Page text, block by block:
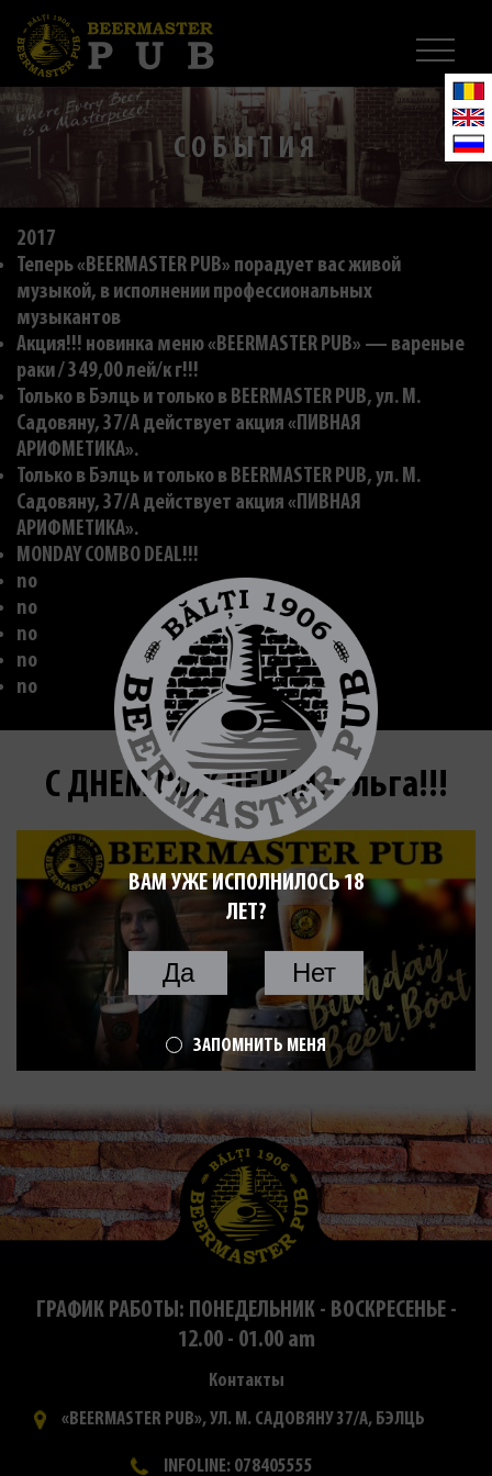
СОБЫТИЯ
2017
Теперь «BEERMASTER PUB» порадует вас живой
музыкой, в исполнении профессиональных
музыкантов
Акция!!! новинка меню «BEERMASTER PUB» — вареные
раки / 349,00 лей/к г!!!
Только в Бэлць и только в BEERMASTER PUB, ул. M.
Садовяну, 37/A действует акция «ПИВНАЯ
АРИФМЕТИКА».
Только в Бэлць и только в BEERMASTER PUB, ул. M.
Садовяну, 37/A действует акция «ПИВНАЯ
АРИФМЕТИКА».
MONDAY COMBO DEAL!!!
no
no
no
no
no
С ДНЕМ РОЖДЕНИЯ, Ольга!!!
ГРАФИК РАБОТЫ: ПОНЕДЕЛЬНИК - ВОСКРЕСЕНЬЕ -
12.00 - 01.00 am
Контакты
«BEERMASTER PUB», УЛ. М. САДОВЯНУ 37/А, БЭЛЦЬ
INFOLINE: 078405555
ВАМ УЖЕ ИСПОЛНИЛОСЬ 18
ЛЕТ?
Да Нет
ЗАПОМНИТЬ МЕНЯ